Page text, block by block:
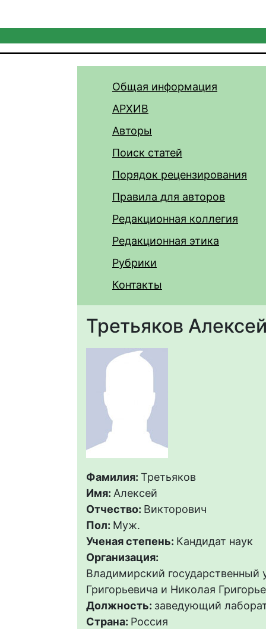
Общая информация
АРХИВ
Авторы
Поиск статей
Порядок рецензирования
Правила для авторов
Редакционная коллегия
Редакционная этика
Рубрики
Контакты
Третьяков
Фамилия: Третьяков
Имя: Алексей
Отчество: Викторович
Пол: Муж.
Ученая степень: Кандидат наук
Организация:
Владимирский государственный
Григорьевича и Николая
Должность: заведующий
Страна: Россия